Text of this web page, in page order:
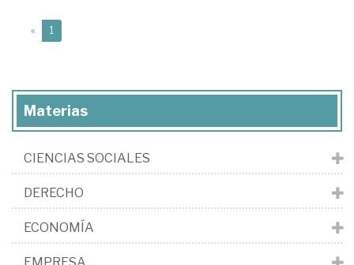
« 1
Materias
CIENCIAS SOCIALES
DERECHO
ECONOMÍA
EMPRESA